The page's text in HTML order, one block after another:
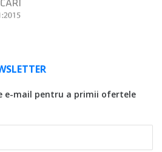
e-mail pentru a primii ofertele